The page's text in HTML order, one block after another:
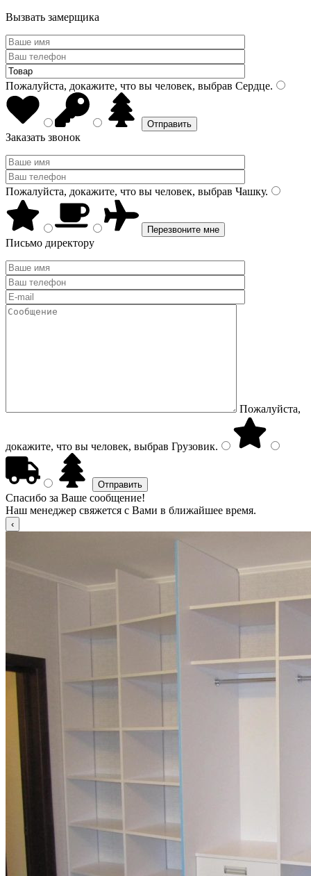
Вызвать замерщика
Пожалуйста, докажите, что вы человек, выбрав Сердце.
Заказать звонок
Пожалуйста, докажите, что вы человек, выбрав Чашку.
Письмо директору
Пожалуйста,
докажите, что вы человек, выбрав Грузовик.
Спасибо за Ваше сообщение!
Наш менеджер свяжется с Вами в ближайшее время.